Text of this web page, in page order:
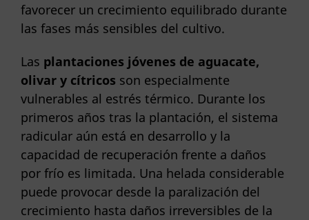
favorecer un crecimiento equilibrado durante
las fases más sensibles del cultivo.
Las plantaciones jóvenes de aguacate,
olivar y cítricos son especialmente
vulnerables al estrés térmico. Durante los
primeros años tras la plantación, el sistema
radicular aún está en desarrollo y la
capacidad de recuperación frente a daños
por frío es limitada. Una helada considerable
puede provocar desde la paralización del
crecimiento hasta daños irreversibles de la